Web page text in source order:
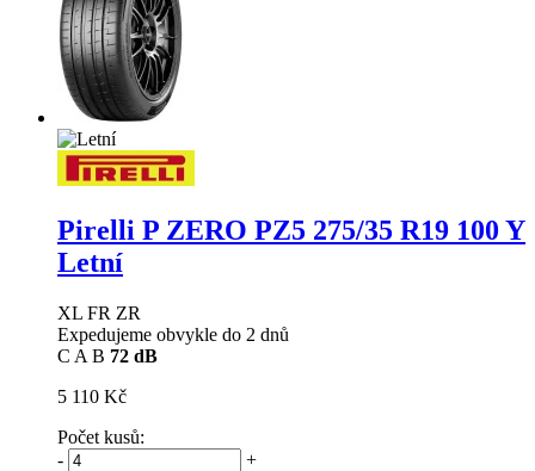
Pirelli P ZERO PZ5 275/35 R19 100 Y
Letní
XL FR ZR
Expedujeme obvykle do 2 dnů
C A B 72 dB
5 110 Kč
Počet kusů:
-
+